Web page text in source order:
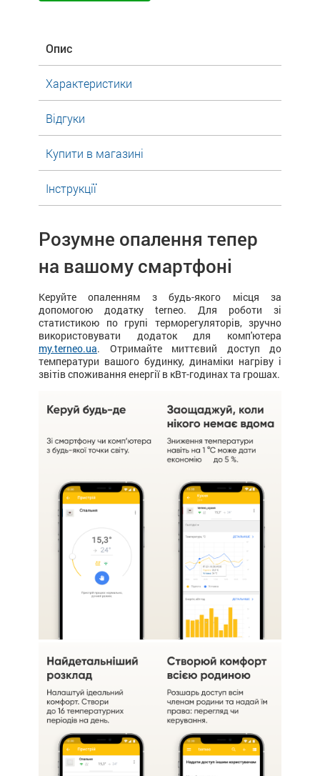
Опис
Характеристики
Відгуки
Купити в магазині
Інструкції
Розумне опалення тепер
на вашому смартфоні
Керуйте опаленням з будь-якого місця за
допомогою додатку terneo. Для роботи зі
статистикою по групі терморегуляторів, зручно
використовувати додаток для комп'ютера
my.terneo.ua. Отримайте миттєвий доступ до
температури вашого будинку, динаміки нагріву і
звітів споживання енергії в кВт-годинах та грошах.